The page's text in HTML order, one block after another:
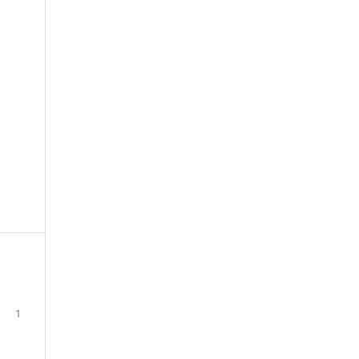
1